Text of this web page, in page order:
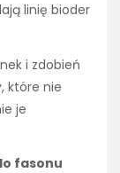
linię bioder
i zdobień
które nie
je
fasonu